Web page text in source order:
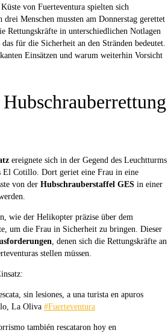
von Fuerteventura spielten sich
drei Menschen mussten am Donnerstag gerettet
Rettungskräfte in unterschiedlichen Notlagen
für die Sicherheit an den Stränden bedeutet.
Einsätzen und warum weiterhin Vorsicht
ereignete sich in der Gegend des Leuchtturms
El Cotillo. Dort geriet eine Frau in eine
von der Hubschrauberstaffel GES in einer
wie der Helikopter präzise über dem
um die Frau in Sicherheit zu bringen. Dieser
, denen sich die Rettungskräfte an
stellen müssen.
sin lesiones, a una turista en apuros
La Oliva #Fuerteventura
también rescataron hoy en